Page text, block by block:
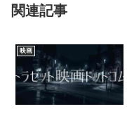
関連記事
映画